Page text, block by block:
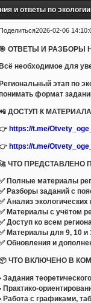
и ответы по
2026-02-06
🎯 ОТВЕТЫ И РАЗБОРЫ
Всё необходимое для
Региональный этап по
формат
ДОСТУП К
https://t.me/
https://t.me/
ЧТО ПРЕДСТАВЛЕНО
Полные материалы
Разборы заданий с
Анализ
Материалы с учётом
Доступ ко всем
Материалы для 9, 10 и
Обновления и
ЧТО ВКЛЮЧЕНО В
Задания
Практико-
Работа с графиками,